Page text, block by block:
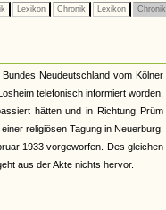
Lexikon Chronik Lexikon Chronik
Neudeutschland vom Kölner
telefonisch informiert worden,
hätten und in Richtung Prüm
religiösen Tagung in Neuerburg.
1933 vorgeworfen. Des gleichen
aus der Akte nichts hervor.